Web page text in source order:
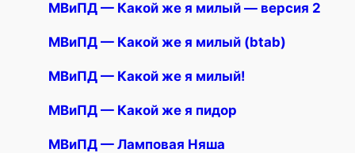
МВиПД — Какой же я милый — версия 2
МВиПД — Какой же я милый (btab)
МВиПД — Какой же я милый!
МВиПД — Какой же я пидор
МВиПД — Ламповая Няша